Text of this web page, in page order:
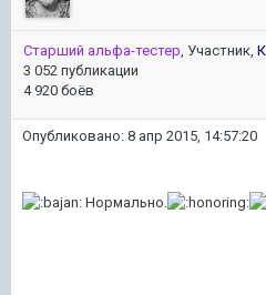
Старший альфа-тестер , Участник,
3 052 публикации
4 920 боёв
Опубликовано: 8 апр 2015, 14:57:20
Нормально.